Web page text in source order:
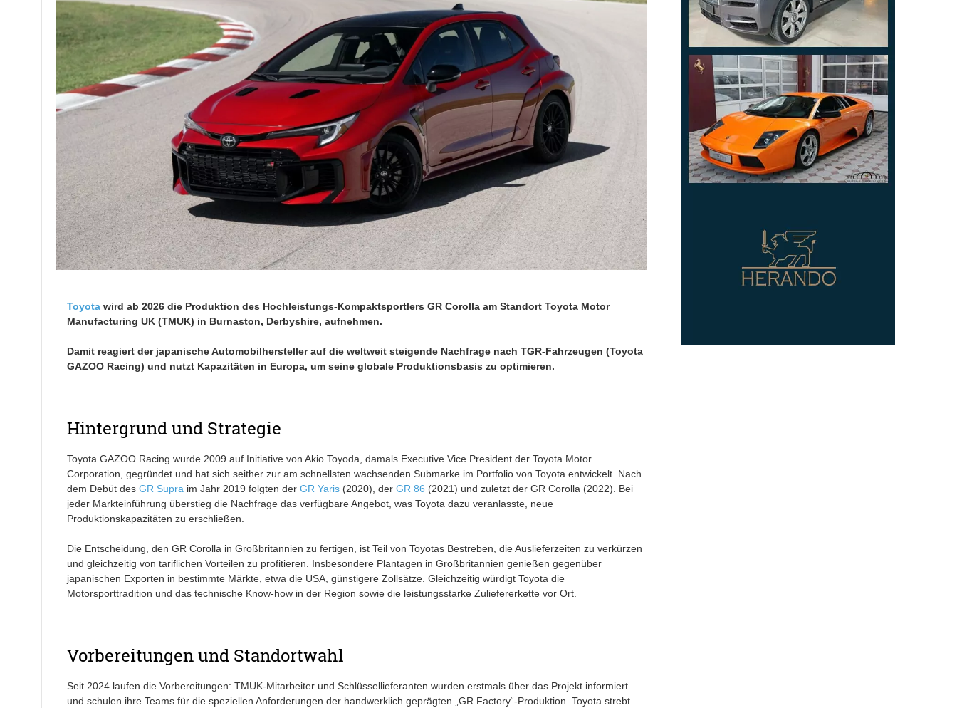
Toyotawird ab 2026 die Produktion des Hochleistungs-Kompaktsportlers GR Corolla am Standort Toyota Motor
Manufacturing UK (TMUK) in Burnaston, Derbyshire, aufnehmen.
Damit reagiert der japanische Automobilhersteller auf die weltweit steigende Nachfrage nach TGR-Fahrzeugen (Toyota
GAZOO Racing) und nutzt Kapazitäten in Europa, um seine globale Produktionsbasis zu optimieren.
Hintergrund und Strategie
Toyota GAZOO Racing wurde 2009 auf Initiative von Akio Toyoda, damals Executive Vice President der Toyota Motor
Corporation, gegründet und hat sich seither zur am schnellsten wachsenden Submarke im Portfolio von Toyota entwickelt. Nach
dem Debüt des GR Supra im Jahr 2019 folgten der GR Yaris(2020), der GR 86 (2021) und zuletzt der GR Corolla (2022). Bei
jeder Markteinführung überstieg die Nachfrage das verfügbare Angebot, was Toyota dazu veranlasste, neue
Produktionskapazitäten zu erschließen.
Die Entscheidung, den GR Corolla in Großbritannien zu fertigen, ist Teil von Toyotas Bestreben, die Auslieferzeiten zu verkürzen
und gleichzeitig von tariflichen Vorteilen zu profitieren. Insbesondere Plantagen in Großbritannien genießen gegenüber
japanischen Exporten in bestimmte Märkte, etwa die USA, günstigere Zollsätze. Gleichzeitig würdigt Toyota die
Motorsporttradition und das technische Know-how in der Region sowie die leistungsstarke Zuliefererkette vor Ort.
Vorbereitungen und Standortwahl
Seit 2024 laufen die Vorbereitungen: TMUK-Mitarbeiter und Schlüssellieferanten wurden erstmals über das Projekt informiert
und schulen ihre Teams für die speziellen Anforderungen der handwerklich geprägten „GR Factory“-Produktion. Toyota strebt